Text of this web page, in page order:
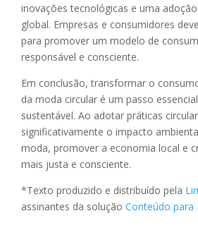
inovações tecnológicas e uma
global. Empresas e consumidores
para promover um modelo de
responsável e consciente.
Em conclusão, transformar o
da moda circular é um passo
sustentável. Ao adotar práticas
significativamente o impacto
moda, promover a economia local e
mais justa e consciente.
*Texto produzido e distribuído pela
assinantes da solução Conteúdo para